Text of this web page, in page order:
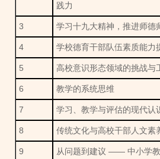
践力
3 学习十九大精神，推进师德
4 学校德育干部队伍素质能力
5 高校意识形态领域的挑战与
6 教学的系统思维
7 学习、教学与评估的现代认
8 传统文化与高校干部人文素
9
从问题到建议 —— 中小学